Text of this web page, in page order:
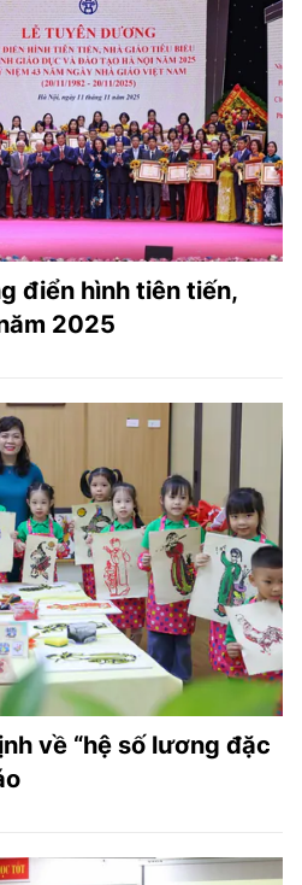
điển hình tiên tiến,
2025
về “hệ số lương đặc